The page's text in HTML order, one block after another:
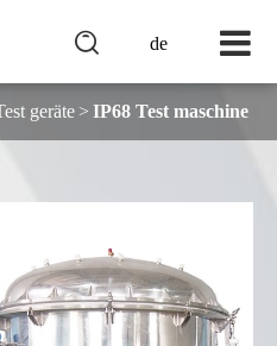
de

geräte IP68 Test maschine